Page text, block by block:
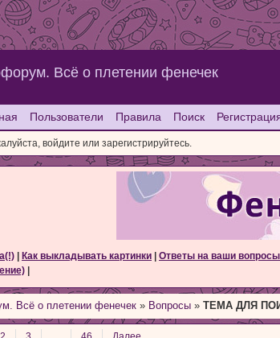
Всё о плетении фенечек
Пользователи Правила Поиск
войдите или зарегистрируйтесь.
Как выкладывать картинки Ответы на ваши
Всё о плетении фенечек » Вопросы »ТЕМА ДЛЯ